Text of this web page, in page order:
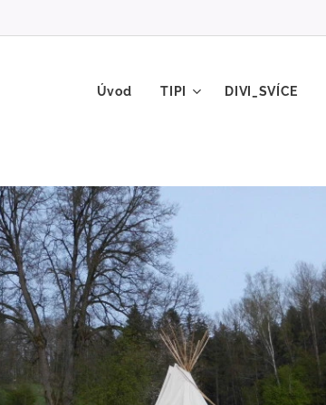
Úvod TIPI DIVI_SVÍCE